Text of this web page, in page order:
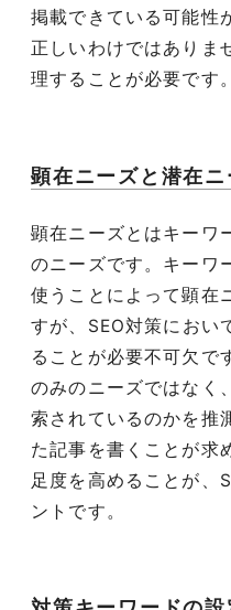
掲載できている可能性
正しいわけではありま
理することが必要です。
顕在ニーズと潜在
顕在ニーズとはキーワ
のニーズです。キーワ
使うことによって顕在
すが、 SEO対策におい
ることが必要不可欠で
のみのニーズではなく
索されているのかを推
た記事を書くことが求
足度を高めることが、
ントです。